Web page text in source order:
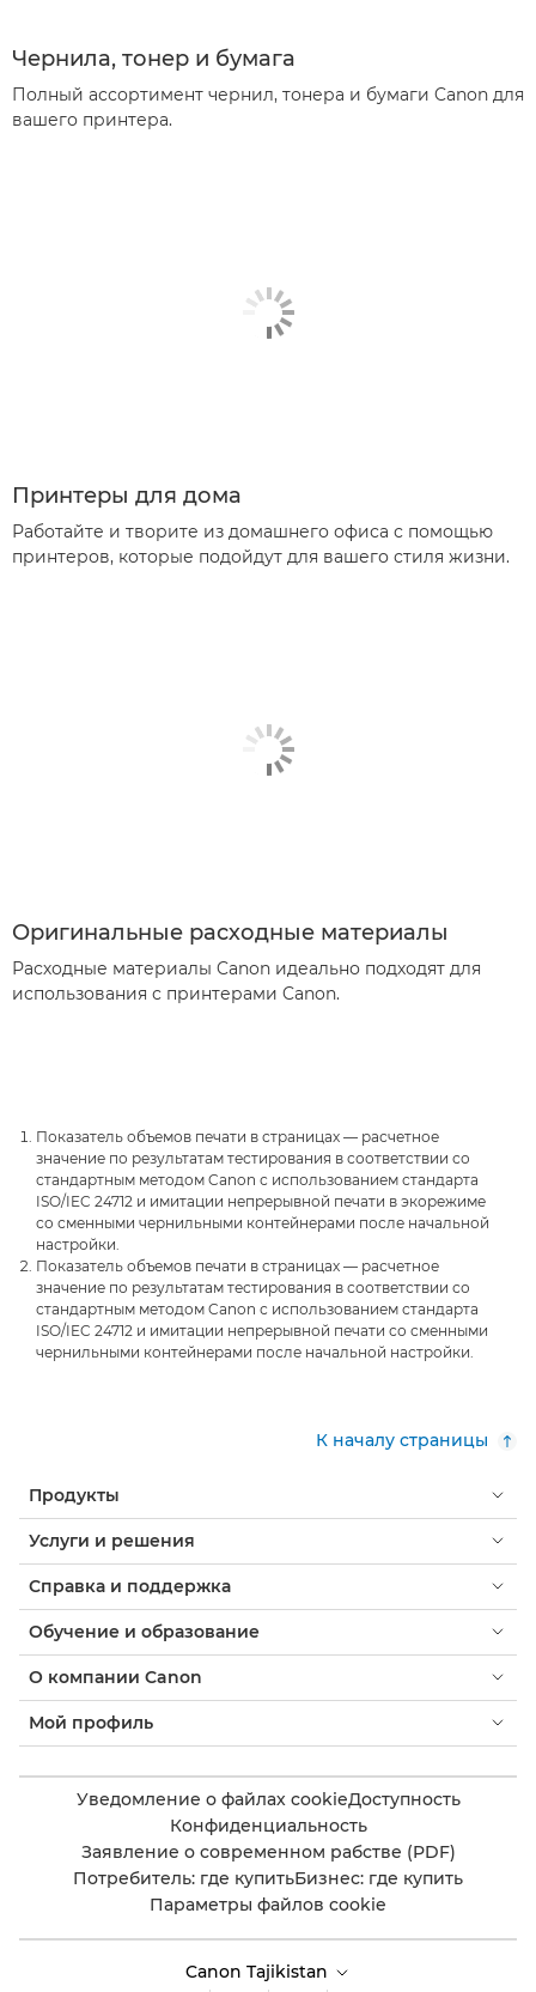
Чернила, тонер и бумага
Полный ассортимент чернил, тонера и бумаги Canon для
вашего принтера.
Принтеры для дома
Работайте и творите из домашнего офиса с помощью
принтеров, которые подойдут для вашего стиля жизни.
Оригинальные расходные материалы
Расходные материалы Canon идеально подходят для
использования с принтерами Canon.
Показатель объемов печати в страницах — расчетное
значение по результатам тестирования в соответствии со
стандартным методом Canon с использованием стандарта
ISO/IEC 24712 и имитации непрерывной печати в экорежиме
со сменными чернильными контейнерами после начальной
настройки.
Показатель объемов печати в страницах — расчетное
значение по результатам тестирования в соответствии со
стандартным методом Canon с использованием стандарта
ISO/IEC 24712 и имитации непрерывной печати со сменными
чернильными контейнерами после начальной настройки.
К началу страницы
Продукты
Услуги и решения
Справка и поддержка
Обучение и образование
О компании Canon
Мой профиль
Уведомление о файлах cookieДоступность
Конфиденциальность
Заявление о современном рабстве (PDF)
Потребитель: где купитьБизнес: где купить
Параметры файлов cookie
Canon Tajikistan